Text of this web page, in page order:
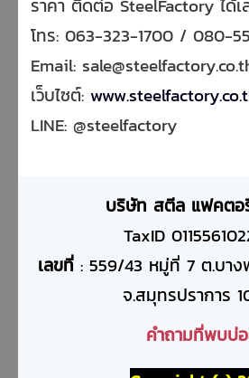
โทร: 063-323-1700 / 080-
Email:
เว็บไซต์:
LINE: @steelfactory
บริษัท สตีล แฟคตอ
TaxID
เลขที่ : 559/43 หมู่ที่ 7 ต.บา
จ.สมุทรปราการ
คำถามที่พบบ่